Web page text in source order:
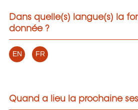
Dans quelle(s) langue(s) la
donnée ?
EN FR
Quand a lieu la prochaine